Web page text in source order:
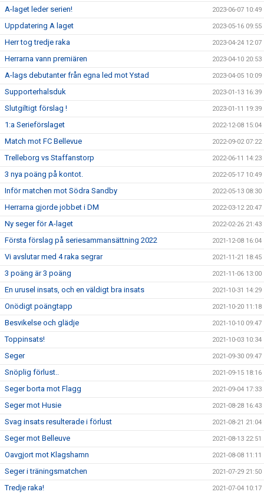
A-laget leder serien! 2023-06-07 10:49
Uppdatering A laget 2023-05-16 09:55
Herr tog tredje raka 2023-04-24 12:07
Herrarna vann premiären 2023-04-10 20:53
A-lags debutanter från egna led mot Ystad 2023-04-05 10:09
Supporterhalsduk 2023-01-13 16:39
Slutgiltigt förslag ! 2023-01-11 19:39
1:a Serieförslaget 2022-12-08 15:04
Match mot FC Bellevue 2022-09-02 07:22
Trelleborg vs Staffanstorp 2022-06-11 14:23
3 nya poäng på kontot. 2022-05-17 10:49
Inför matchen mot Södra Sandby 2022-05-13 08:30
Herrarna gjorde jobbet i DM 2022-03-12 20:47
Ny seger för A-laget 2022-02-26 21:43
Första förslag på seriesammansättning 2022 2021-12-08 16:04
Vi avslutar med 4 raka segrar 2021-11-21 18:45
3 poäng är 3 poäng 2021-11-06 13:00
En urusel insats, och en väldigt bra insats 2021-10-31 14:29
Onödigt poängtapp 2021-10-20 11:18
Besvikelse och glädje 2021-10-10 09:47
Toppinsats! 2021-10-03 10:34
Seger 2021-09-30 09:47
Snöplig förlust.. 2021-09-15 18:16
Seger borta mot Flagg 2021-09-04 17:33
Seger mot Husie 2021-08-28 16:43
Svag insats resulterade i förlust 2021-08-21 21:04
Seger mot Belleuve 2021-08-13 22:51
Oavgjort mot Klagshamn 2021-08-08 11:11
Seger i träningsmatchen 2021-07-29 21:50
Tredje raka! 2021-07-04 10:17